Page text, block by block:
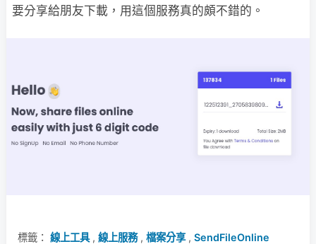
要分享給朋友下載，用這個服務真的頗不錯的。
標籤： 線上工具, 線上服務, 檔案分享, SendFileOnline